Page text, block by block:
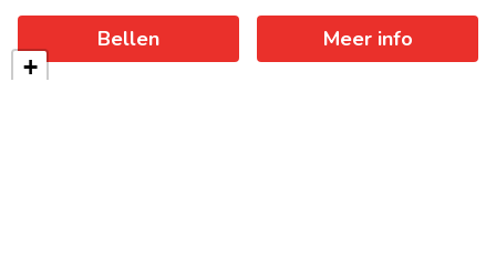
Bellen Meer info
+